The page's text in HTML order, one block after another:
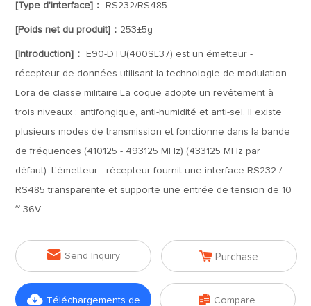
[Type d'interface]： RS232/RS485
[Poids net du produit]： 253±5g
[Introduction]：
E90-DTU(400SL37) est un émetteur -
récepteur de données utilisant la technologie de modulation
Lora de classe militaire.La coque adopte un revêtement à
trois niveaux : antifongique, anti-humidité et anti-sel. Il existe
plusieurs modes de transmission et fonctionne dans la bande
de fréquences (410125 - 493125 MHz) (433125 MHz par
défaut). L'émetteur - récepteur fournit une interface RS232 /
RS485 transparente et supporte une entrée de tension de 10
~ 36V.
 Send Inquiry  Purchase
 Téléchargements de  Compare